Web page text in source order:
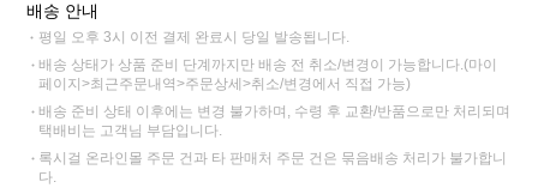
배송 안내
평일 오후 3시 이전 결제 완료시 당일 발송됩니다.
배송 상태가 상품 준비 단계까지만 배송 전 취소/변경이 가능합니다.(마이
페이지>최근주문내역>주문상세>취소/변경에서 직접 가능)
배송 준비 상태 이후에는 변경 불가하며, 수령 후 교환/반품으로만 처리되며
택배비는 고객님 부담입니다.
록시걸 온라인몰 주문 건과 타 판매처 주문 건은 묶음배송 처리가 불가합니
다.